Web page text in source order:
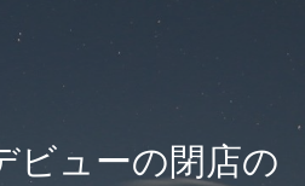
ビューの閉店の